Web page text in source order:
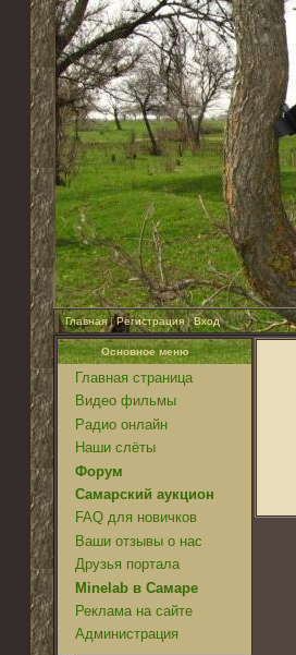
Главная|Регистрация|Вход
Основное меню
Главная страница
Видео фильмы
Радио онлайн
Наши слёты
Форум
Самарский аукцион
FAQ для новичков
Ваши отзывы о нас
Друзья портала
Minelab в Самаре
Реклама на сайте
Администрация